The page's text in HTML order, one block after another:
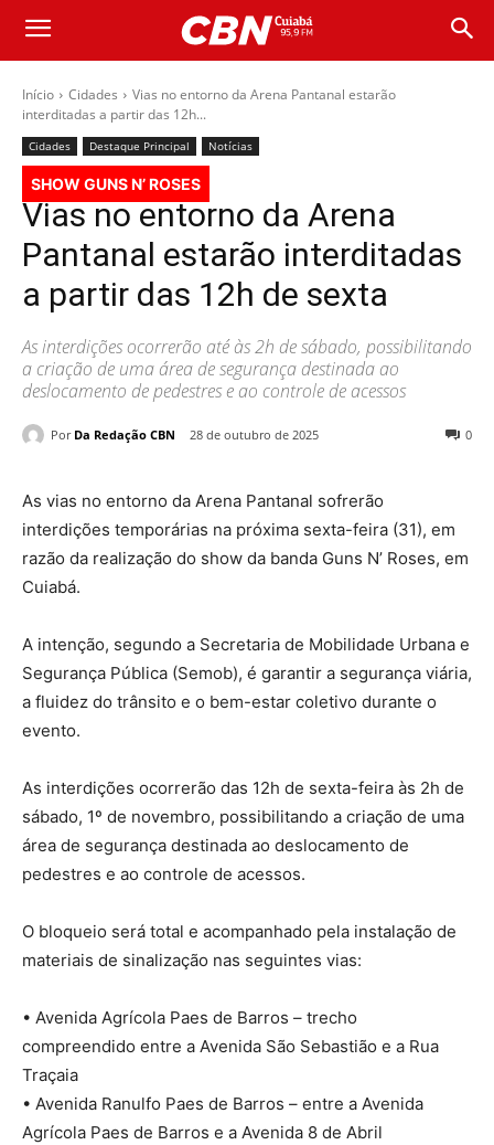
Início Cidades
Vias no entorno da Arena Pantanal estarão
interditadas a partir das 12h...
Cidades Destaque Principal Notícias
SHOW GUNS N’ ROSES
Vias no entorno da Arena
Pantanal estarão interditadas
a partir das 12h de sexta
As interdições ocorrerão até às 2h de sábado, possibilitando
a criação de uma área de segurança destinada ao
deslocamento de pedestres e ao controle de acessos
Por Da Redação CBN 28 de outubro de 2025 0
As vias no entorno da Arena Pantanal sofrerão
interdições temporárias na próxima sexta-feira (31), em
razão da realização do show da banda Guns N’ Roses, em
Cuiabá.
A intenção, segundo a Secretaria de Mobilidade Urbana e
Segurança Pública (Semob), é garantir a segurança viária,
a fluidez do trânsito e o bem-estar coletivo durante o
evento.
As interdições ocorrerão das 12h de sexta-feira às 2h de
sábado, 1º de novembro, possibilitando a criação de uma
área de segurança destinada ao deslocamento de
pedestres e ao controle de acessos.
O bloqueio será total e acompanhado pela instalação de
materiais de sinalização nas seguintes vias:
• Avenida Agrícola Paes de Barros – trecho
compreendido entre a Avenida São Sebastião e a Rua
Traçaia
• Avenida Ranulfo Paes de Barros – entre a Avenida
Agrícola Paes de Barros e a Avenida 8 de Abril